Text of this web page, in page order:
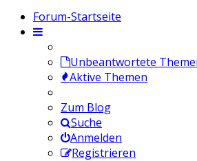
Forum-Startseite
Unbeantwortete
Aktive Themen
Zum Blog
Suche
Anmelden
Registrieren